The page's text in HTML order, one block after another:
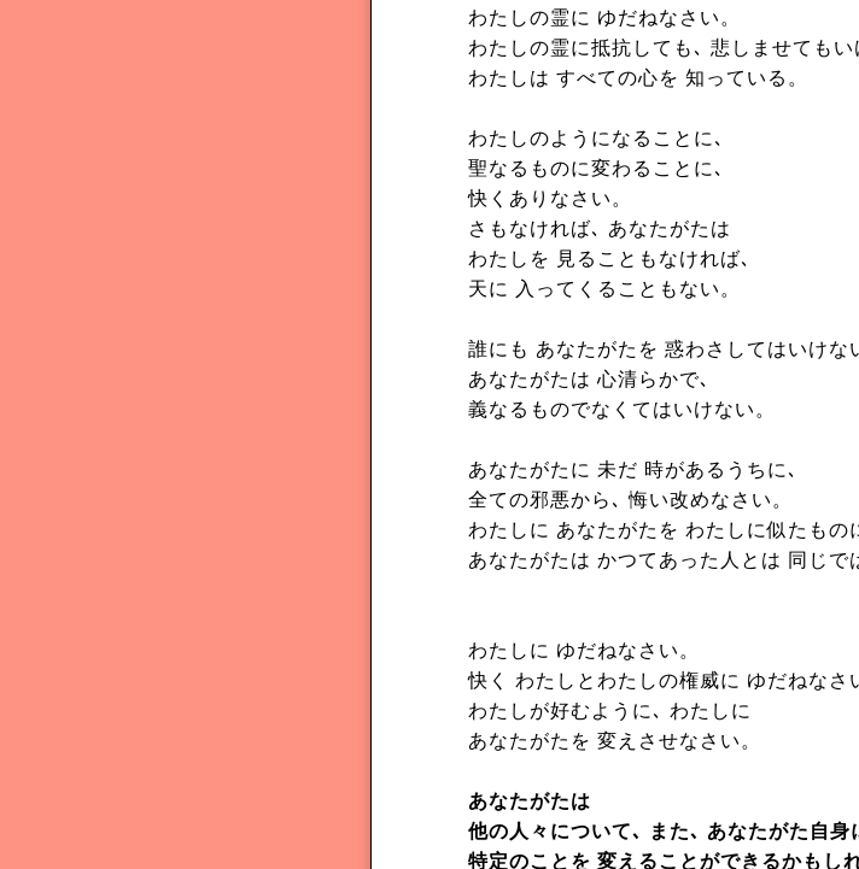
わたしの霊に ゆだねなさい。
わたしの霊に抵抗しても､ 悲しませてもい
わたしは すべての心を 知っている。
わたしのようになることに､
聖なるものに変わることに､
快くありなさい。
さもなければ､ あなたがたは
わたしを 見ることもなければ､
天に 入ってくることもない。
誰にも あなたがたを 惑わさしてはいけな
あなたがたは 心清らかで､
義なるものでなくてはいけない。
あなたがたに 未だ 時があるうちに､
全ての邪悪から､ 悔い改めなさい。
わたしに あなたがたを わたしに似たもの
あなたがたは かつてあった人とは 同じで
わたしに ゆだねなさい。
快く わたしとわたしの権威に ゆだねなさ
わたしが好むように､ わたしに
あなたがたを 変えさせなさい。
あなたがたは
他の人々について､ また､ あなたがた自身
特定のことを 変えることができるかもし